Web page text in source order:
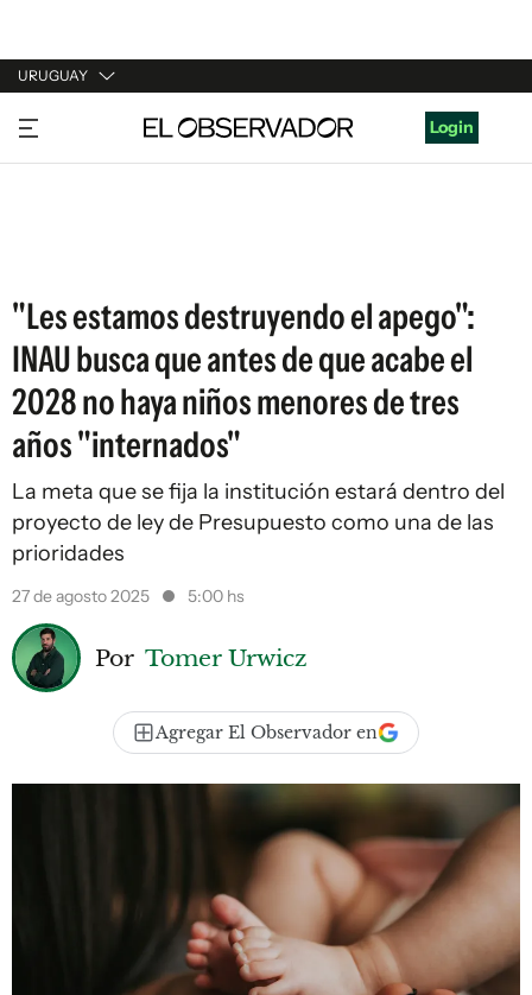
URUGUAY
URUGUAY
ARGENTINA
Login
"Les estamos destruyendo el apego":
INAU busca que antes de que acabe el
2028 no haya niños menores de tres
años "internados"
La meta que se fija la institución estará dentro del
proyecto de ley de Presupuesto como una de las
prioridades
27 de agosto 2025 5:00 hs
Por Tomer Urwicz
Agregar El Observador en